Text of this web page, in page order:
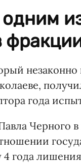
года
Чеpного
4 года